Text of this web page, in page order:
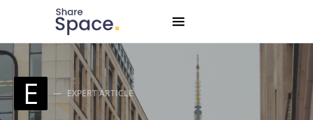
Search for:
When autocomplete results are available use up and
E EXPERT ARTICLE